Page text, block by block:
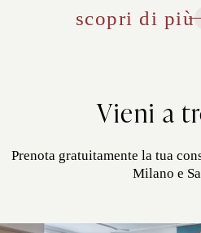
scopri di più
Vieni a
Prenota gratuitamente la tua
Milano e